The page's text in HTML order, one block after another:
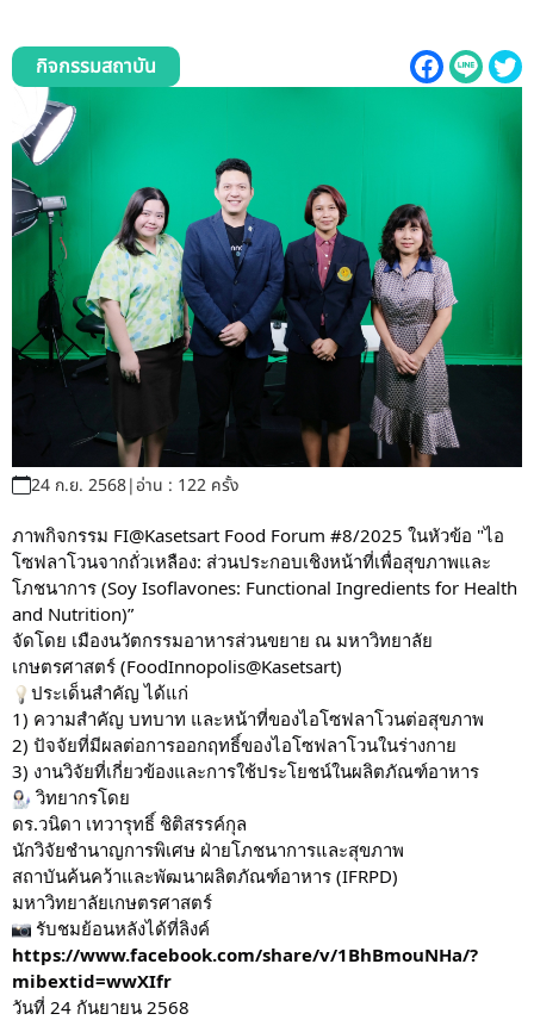
ติดต่อเรา
สายตรงผู้บริหาร
กิจกรรมสถาบัน
24 ก.ย. 2568|อ่าน : 122 ครั้ง
ภาพกิจกรรม FI@Kasetsart Food Forum #8/2025 ในหัวข้อ "ไอ
โซฟลาโวนจากถั่วเหลือง: ส่วนประกอบเชิงหน้าที่เพื่อสุขภาพและ
โภชนาการ (Soy Isoflavones: Functional Ingredients for Health
and Nutrition)”
จัดโดย เมืองนวัตกรรมอาหารส่วนขยาย ณ มหาวิทยาลัย
เกษตรศาสตร์ (FoodInnopolis@Kasetsart)
ประเด็นสำคัญ ได้แก่
1) ความสำคัญ บทบาท และหน้าที่ของไอโซฟลาโวนต่อสุขภาพ
2) ปัจจัยที่มีผลต่อการออกฤทธิ์ของไอโซฟลาโวนในร่างกาย
3) งานวิจัยที่เกี่ยวข้องและการใช้ประโยชน์ในผลิตภัณฑ์อาหาร
วิทยากรโดย
ดร.วนิดา เทวารุทธิ์ ชิติสรรค์กุล
นักวิจัยชำนาญการพิเศษ ฝ่ายโภชนาการและสุขภาพ
สถาบันค้นคว้าและพัฒนาผลิตภัณฑ์อาหาร (IFRPD)
มหาวิทยาลัยเกษตรศาสตร์
รับชมย้อนหลังได้ที่ลิงค์
https://www.facebook.com/share/v/1BhBmouNHa/?
mibextid=wwXIfr
วันที่ 24 กันยายน 2568